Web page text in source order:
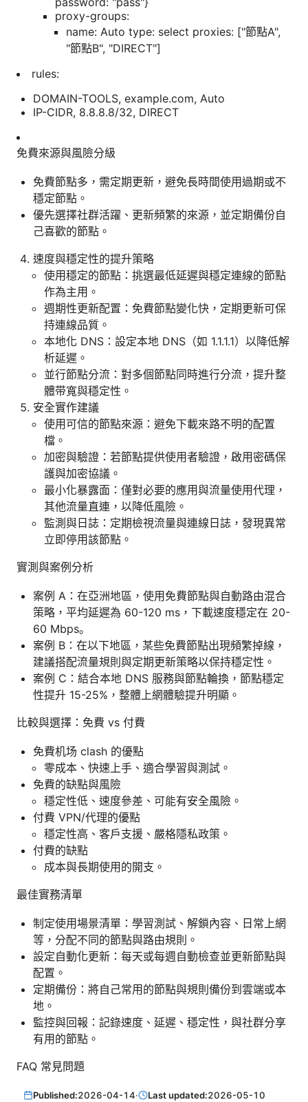
proxy-groups:
name: Auto type: select proxies: ["節點A",
"節點B", "DIRECT"]
rules:
DOMAIN-TOOLS, example.com, Auto
IP-CIDR, 8.8.8.8/32, DIRECT
免費來源與風險分級
免費節點多，需定期更新，避免長時間使用過期或不
穩定節點。
優先選擇社群活躍、更新頻繁的來源，並定期備份自
己喜歡的節點。
速度與穩定性的提升策略
使用穩定的節點：挑選最低延遲與穩定連線的節點
作為主用。
週期性更新配置：免費節點變化快，定期更新可保
持連線品質。
本地化 DNS：設定本地 DNS（如 1.1.1.1）以降低解
析延遲。
並行節點分流：對多個節點同時進行分流，提升整
體带寬與穩定性。
安全實作建議
使用可信的節點來源：避免下載來路不明的配置
檔。
加密與驗證：若節點提供使用者驗證，啟用密碼保
護與加密協議。
最小化暴露面：僅對必要的應用與流量使用代理，
其他流量直連，以降低風險。
監測與日誌：定期檢視流量與連線日誌，發現異常
立即停用該節點。
實測與案例分析
案例 A：在亞洲地區，使用免費節點與自動路由混合
策略，平均延遲為 60-120 ms，下載速度穩定在 20-
60 Mbps。
案例 B：在以下地區，某些免費節點出現頻繁掉線，
建議搭配流量規則與定期更新策略以保持穩定性。
案例 C：結合本地 DNS 服務與節點輪換，節點穩定
性提升 15-25%，整體上網體驗提升明顯。
比較與選擇：免費 vs 付費
免費机场 clash 的優點
零成本、快速上手、適合學習與測試。
免費的缺點與風險
穩定性低、速度參差、可能有安全風險。
付費 VPN/代理的優點
穩定性高、客戶支援、嚴格隱私政策。
付費的缺點
成本與長期使用的開支。
最佳實務清單
制定使用場景清單：學習測試、解鎖內容、日常上網
等，分配不同的節點與路由規則。
設定自動化更新：每天或每週自動檢查並更新節點與
配置。
定期備份：將自己常用的節點與規則備份到雲端或本
地。
監控與回報：記錄速度、延遲、穩定性，與社群分享
有用的節點。
FAQ 常見問題
Published:2026-04-14· Last updated:2026-05-10